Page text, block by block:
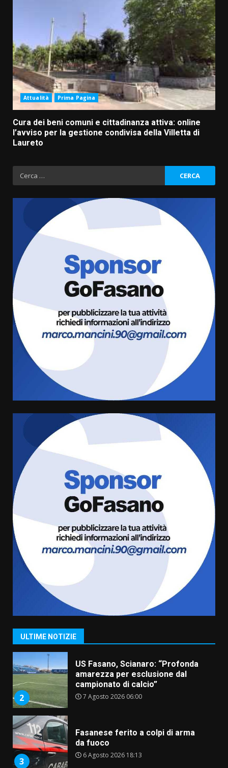
Attualità Prima Pagina
Cura dei beni comuni e cittadinanza attiva: online
l’avviso per la gestione condivisa della Villetta di
Laureto
Ricerca
per:
ULTIME NOTIZIE
Fasanese ferito a colpi di arma
da fuoco
6 Agosto 2026 18:13
Carta d’identità: continua il piano
di aperture straordinarie del
Comune di Fasano
cittadina di Fratelli d’Italia,
pronta a tornare in Consiglio
comunale
6 Agosto 2026 08:00
Cura dei beni comuni e
cittadinanza attiva: online
l’avviso per la gestione
condivisa della Villetta di
Laureto
La magia del Minareto e la prima
assoluta de “L’Albergo
Belvedere. Il rapimento”
6 Agosto 2026 06:15
1
“I Contestatori: Musica di
Rivoluzione”: nuovo
appuntamento con “Fasano in
2
US Fasano, Scianaro: “Profonda
amarezza per esclusione dal
campionato di calcio”
7 Agosto 2026 06:00
3
Fasanese ferito a colpi di arma
da fuoco
6 Agosto 2026 18:13